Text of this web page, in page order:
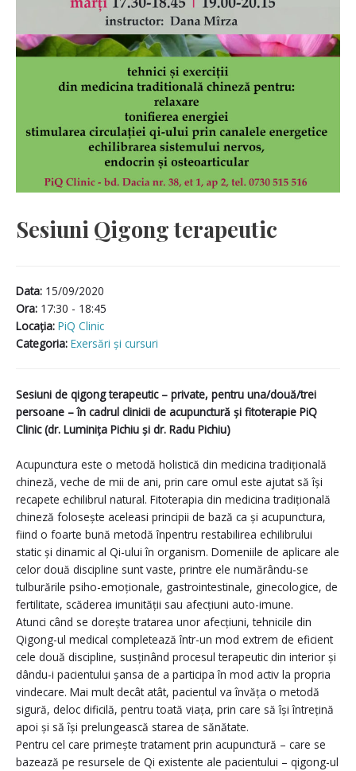
Sesiuni Qigong terapeutic
Data: 15/09/2020
Ora: 17:30 - 18:45
Locaţia: PiQ Clinic
Categoria: Exersări și cursuri
Sesiuni de qigong terapeutic – private, pentru una/două/trei
persoane – în cadrul clinicii de acupunctură și fitoterapie PiQ
Clinic (dr. Luminița Pichiu și dr. Radu Pichiu)
Acupunctura este o metodă holistică din medicina tradițională
chineză, veche de mii de ani, prin care omul este ajutat să își
recapete echilibrul natural. Fitoterapia din medicina tradițională
chineză folosește aceleasi principii de bază ca și acupunctura,
fiind o foarte bună metodă înpentru restabilirea echilibrului
static și dinamic al Qi-ului în organism. Domeniile de aplicare ale
celor două discipline sunt vaste, printre ele numărându-se
tulburările psiho-emoționale, gastrointestinale, ginecologice, de
fertilitate, scăderea imunității sau afecțiuni auto-imune.
Atunci când se dorește tratarea unor afecțiuni, tehnicile din
Qigong-ul medical completează într-un mod extrem de eficient
cele două discipline, susținând procesul terapeutic din interior și
dându-i pacientului șansa de a participa în mod activ la propria
vindecare. Mai mult decât atât, pacientul va învăța o metodă
sigură, deloc dificilă, pentru toată viața, prin care să își întrețină
apoi și să își prelungească starea de sănătate.
Pentru cel care primește tratament prin acupunctură – care se
bazează pe resursele de Qi existente ale pacientului – qigong-ul